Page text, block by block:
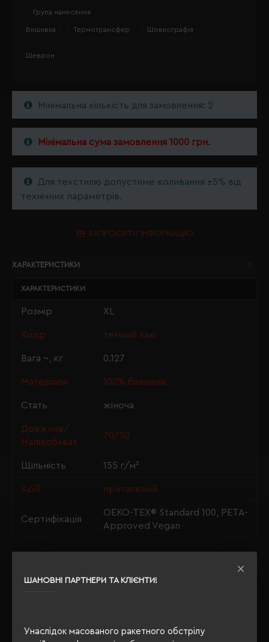
ШАНОВНІ ПАРТНЕРИ ТА КЛІЄНТИ!
Унаслідок масованого ракетного обстрілу
Група нанесення
Вишивка Термотрансфер Шовкографія
Шеврон
Мінімальна кількість для замовлення: 2
Мінімальна сума замовлення 1000 грн.
Для текстилю допустиме коливання ±5% від
технічних параметрів.
ЗАПРОСИТИ ІНФОРМАЦІЮ
ХАРАКТЕРИСТИКИ
ХАРАКТЕРИСТИКИ
Розмір XL
Колір темний хакі
Вага ~, кг 0.127
Матеріали 100% бавовна
Стать жіноча
Довжина/
Напівобхват
70/50
Щільність 155 г/м²
Крій приталений
Сертифікація
OEKO-TEX® Standard 100, PETA-
Approved Vegan
ОПИС